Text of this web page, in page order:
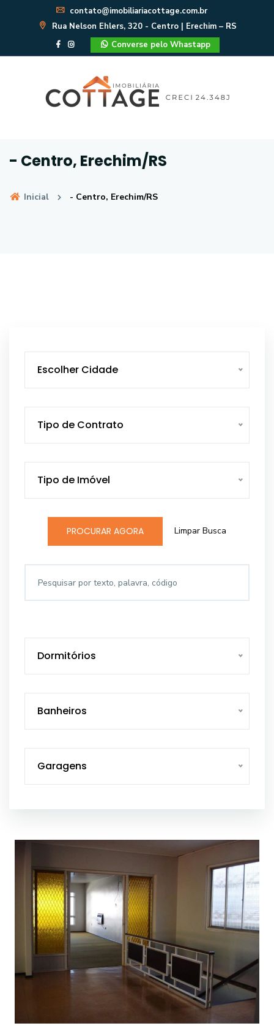
contato@imobiliariacottage.com.br
Rua Nelson Ehlers, 320 - Centro | Erechim – RS
Converse pelo Whastapp
- Centro, Erechim/RS
Inicial - Centro, Erechim/RS
Escolher Cidade
Tipo de Contrato
Tipo de Imóvel
PROCURAR AGORA Limpar Busca
Dormitórios
Banheiros
Garagens